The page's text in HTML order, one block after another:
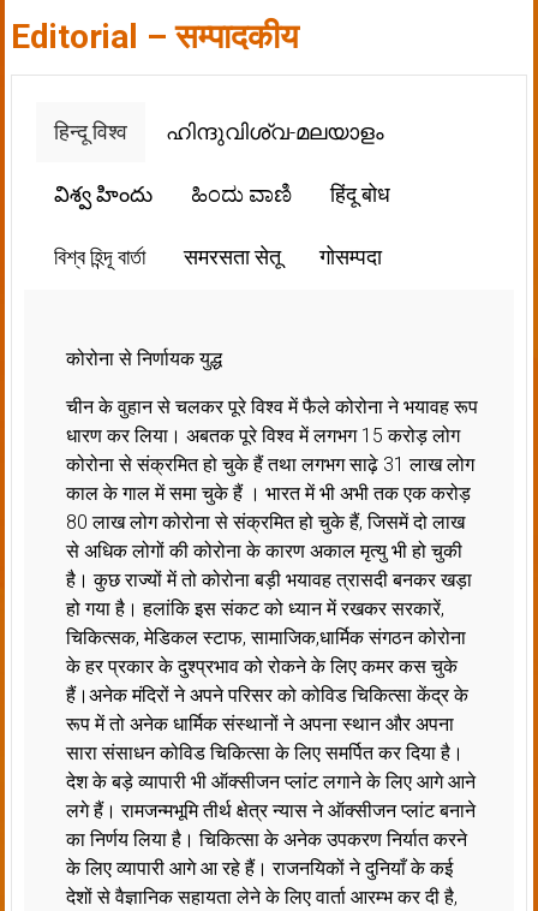
Editorial – सम्पादकीय
हिन्दू विश्व ഹിന്ദുവിശ്വ-മലയാളം
విశ్వ హిందు ಹಿಂದು ವಾಣಿ हिंदू बोध
বিশ্ব হিন্দূ বার্তা समरसता सेतू गोसम्पदा
कोरोना से निर्णायक युद्ध
चीन के वुहान से चलकर पूरे विश्व में फैले कोरोना ने भयावह रूप
धारण कर लिया। अबतक पूरे विश्व में लगभग 15 करोड़ लोग
कोरोना से संक्रमित हो चुके हैं तथा लगभग साढ़े 31 लाख लोग
काल के गाल में समा चुके हैं । भारत में भी अभी तक एक करोड़
80 लाख लोग कोरोना से संक्रमित हो चुके हैं, जिसमें दो लाख
से अधिक लोगों की कोरोना के कारण अकाल मृत्यु भी हो चुकी
है। कुछ राज्यों में तो कोरोना बड़ी भयावह त्रासदी बनकर खड़ा
हो गया है। हलांकि इस संकट को ध्यान में रखकर सरकारें,
चिकित्सक, मेडिकल स्टाफ, सामाजिक,धार्मिक संगठन कोरोना
के हर प्रकार के दुश्प्रभाव को रोकने के लिए कमर कस चुके
हैं।अनेक मंदिरों ने अपने परिसर को कोविड चिकित्सा केंद्र के
रूप में तो अनेक धार्मिक संस्थानों ने अपना स्थान और अपना
सारा संसाधन कोविड चिकित्सा के लिए समर्पित कर दिया है।
देश के बड़े व्यापारी भी ऑक्सीजन प्लांट लगाने के लिए आगे आने
लगे हैं। रामजन्मभूमि तीर्थ क्षेत्र न्यास ने ऑक्सीजन प्लांट बनाने
का निर्णय लिया है। चिकित्सा के अनेक उपकरण निर्यात करने
के लिए व्यापारी आगे आ रहे हैं। राजनयिकों ने दुनियाँ के कई
देशों से वैज्ञानिक सहायता लेने के लिए वार्ता आरम्भ कर दी है,